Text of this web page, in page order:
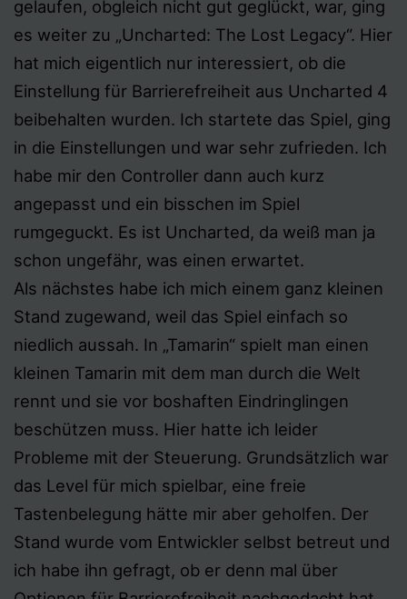
gelaufen, obgleich nicht gut geglückt, war, ging
es weiter zu „Uncharted: The Lost Legacy“. Hier
hat mich eigentlich nur interessiert, ob die
Einstellung für Barrierefreiheit aus Uncharted 4
beibehalten wurden. Ich startete das Spiel, ging
in die Einstellungen und war sehr zufrieden. Ich
habe mir den Controller dann auch kurz
angepasst und ein bisschen im Spiel
rumgeguckt. Es ist Uncharted, da weiß man ja
schon ungefähr, was einen erwartet.
Als nächstes habe ich mich einem ganz kleinen
Stand zugewand, weil das Spiel einfach so
niedlich aussah. In „Tamarin“ spielt man einen
kleinen Tamarin mit dem man durch die Welt
rennt und sie vor boshaften Eindringlingen
beschützen muss. Hier hatte ich leider
Probleme mit der Steuerung. Grundsätzlich war
das Level für mich spielbar, eine freie
Tastenbelegung hätte mir aber geholfen. Der
Stand wurde vom Entwickler selbst betreut und
ich habe ihn gefragt, ob er denn mal über